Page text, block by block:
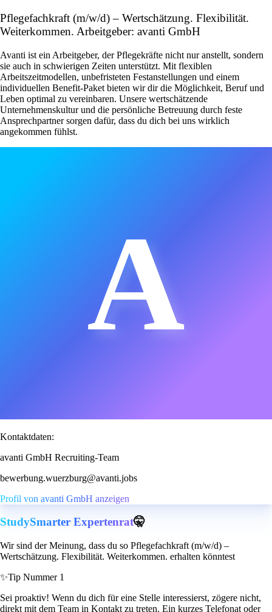
Pflegefachkraft (m/w/d) – Wertschätzung. Flexibilität.
Weiterkommen. Arbeitgeber: avanti GmbH
Avanti ist ein Arbeitgeber, der Pflegekräfte nicht nur anstellt, sondern
sie auch in schwierigen Zeiten unterstützt. Mit flexiblen
Arbeitszeitmodellen, unbefristeten Festanstellungen und einem
individuellen Benefit-Paket bieten wir dir die Möglichkeit, Beruf und
Leben optimal zu vereinbaren. Unsere wertschätzende
Unternehmenskultur und die persönliche Betreuung durch feste
Ansprechpartner sorgen dafür, dass du dich bei uns wirklich
angekommen fühlst.
A
Kontaktdaten:
avanti GmbH Recruiting-Team
bewerbung.wuerzburg@avanti.jobs
Profil von avanti GmbH anzeigen
StudySmarter Expertenrat🤫
Wir sind der Meinung, dass du so Pflegefachkraft (m/w/d) –
Wertschätzung. Flexibilität. Weiterkommen. erhalten könntest
✨Tip Nummer 1
Sei proaktiv! Wenn du dich für eine Stelle interessierst, zögere nicht,
direkt mit dem Team in Kontakt zu treten. Ein kurzes Telefonat oder